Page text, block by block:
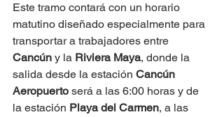
Este tramo contará con un horario
matutino diseñado especialmente para
transportar a trabajadores entre
Cancún y la Riviera Maya, donde la
salida desde la estación Cancún
Aeropuerto será a las 6:00 horas y de
la estación Playa del Carmen, a las